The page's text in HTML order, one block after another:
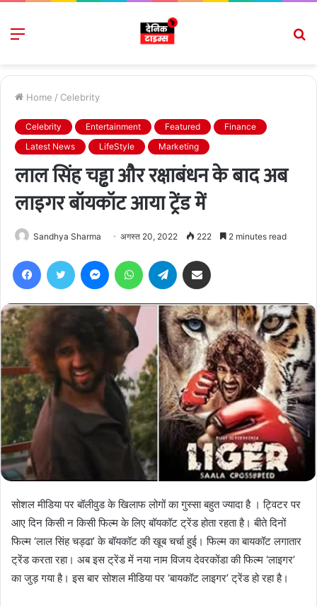
Menu
Home / Celebrity
Celebrity Entertainment Featured
Finance
Latest News
LifeStyle Marketing
लाल सिंह चड्ढा और रक्षाबंधन के बाद अब
लाइगर बॉयकॉट आया ट्रेंड में
Sandhya Sharma अगस्त 20, 2022 222 2 minutes read
FacebookTwitter MessengerWhatsAppTelegram
सोशल मीडिया पर बॉलीवुड के खिलाफ लोगों का गुस्सा बहुत ज्यादा है । ट्विटर पर
आए दिन किसी न किसी फिल्म के लिए बॉयकॉट ट्रेंड होता रहता है। बीते दिनों
फिल्म ‘लाल सिंह चड्ढा’ के बॉयकॉट की खूब चर्चा हुई। फिल्म का बायकॉट लगातार
ट्रेंड करता रहा। अब इस ट्रेंड में नया नाम विजय देवरकोंडा की फिल्म ‘लाइगर’
का जुड़ गया है। इस बार सोशल मीडिया पर ‘बायकॉट लाइगर’ ट्रेंड हो रहा है।